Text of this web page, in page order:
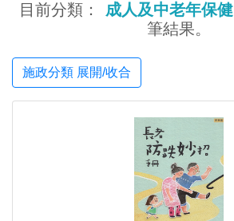
目前分類： 成人及中老年保健
筆結果。
施政分類 展開/收合